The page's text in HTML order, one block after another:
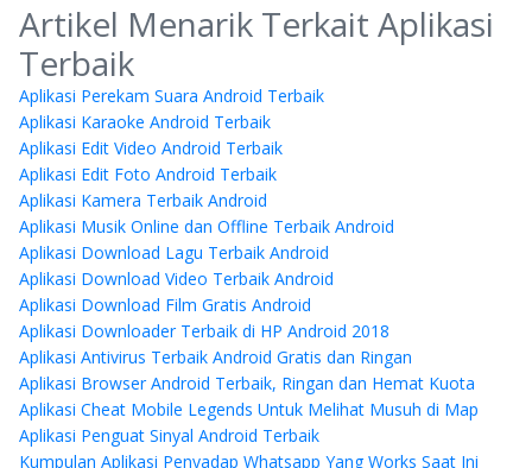
Artikel Menarik Terkait Aplikasi
Terbaik
Aplikasi Perekam Suara Android Terbaik
Aplikasi Karaoke Android Terbaik
Aplikasi Edit Video Android Terbaik
Aplikasi Edit Foto Android Terbaik
Aplikasi Kamera Terbaik Android
Aplikasi Musik Online dan Offline Terbaik Android
Aplikasi Download Lagu Terbaik Android
Aplikasi Download Video Terbaik Android
Aplikasi Download Film Gratis Android
Aplikasi Downloader Terbaik di HP Android 2018
Aplikasi Antivirus Terbaik Android Gratis dan Ringan
Aplikasi Browser Android Terbaik, Ringan dan Hemat Kuota
Aplikasi Cheat Mobile Legends Untuk Melihat Musuh di Map
Aplikasi Penguat Sinyal Android Terbaik
Kumpulan Aplikasi Penyadap Whatsapp Yang Works Saat Ini